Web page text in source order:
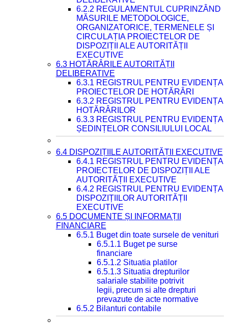
6.2.2 REGULAMENTUL CUPRINZÂND
MĂSURILE METODOLOGICE,
ORGANIZATORICE, TERMENELE ȘI
CIRCULAȚIA PROIECTELOR DE
DISPOZIȚII ALE AUTORITĂȚII
EXECUTIVE
6.3 HOTĂRÂRILE AUTORITĂȚII
DELIBERATIVE
6.3.1 REGISTRUL PENTRU EVIDENȚA
PROIECTELOR DE HOTĂRÂRI
6.3.2 REGISTRUL PENTRU EVIDENȚA
HOTĂRÂRILOR
6.3.3 REGISTRUL PENTRU EVIDENȚA
ȘEDINȚELOR CONSILIULUI LOCAL
6.4 DISPOZIȚIILE AUTORITĂȚII EXECUTIVE
6.4.1 REGISTRUL PENTRU EVIDENȚA
PROIECTELOR DE DISPOZIȚII ALE
AUTORITĂȚII EXECUTIVE
6.4.2 REGISTRUL PENTRU EVIDENȚA
DISPOZIȚIILOR AUTORITĂȚII
EXECUTIVE
6.5 DOCUMENTE ȘI INFORMAȚII
FINANCIARE
6.5.1 Buget din toate sursele de venituri
6.5.1.1 Buget pe surse
financiare
6.5.1.2 Situatia platilor
6.5.1.3 Situatia drepturilor
salariale stabilite potrivit
legii, precum si alte drepturi
prevazute de acte normative
6.5.2 Bilanturi contabile